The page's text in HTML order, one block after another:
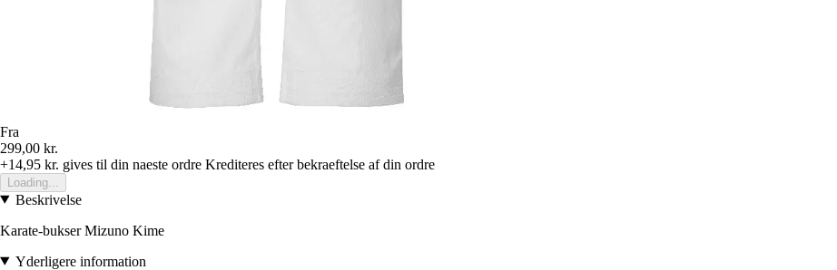
Fra
299,00 kr.
+14,95 kr. gives til din naeste ordre Krediteres efter bekraeftelse af din ordre
Loading...
Beskrivelse
Karate-bukser Mizuno Kime
Yderligere information